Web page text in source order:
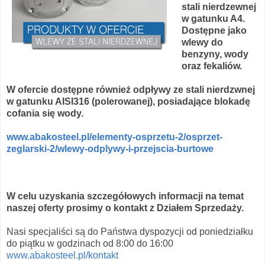
stali nierdzewnej
w gatunku A4.
Dostępne jako
wlewy do
benzyny, wody
oraz fekaliów.
W ofercie dostępne również odpływy ze stali nierdzwnej
w gatunku AISI316 (polerowanej), posiadające blokadę
cofania się wody.
www.abakosteel.pl/elementy-osprzetu-2/osprzet-
zeglarski-2/wlewy-odplywy-i-przejscia-burtowe
W celu uzyskania szczegółowych informacji na temat
naszej oferty prosimy o kontakt z Działem Sprzedaży.
Nasi specjaliści są do Państwa dyspozycji od poniedziałku
do piątku w godzinach od 8:00 do 16:00
www.abakosteel.pl/kontakt